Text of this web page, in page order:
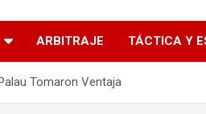
ARBITRAJE TÁCTICA Y
Tomaron Ventaja